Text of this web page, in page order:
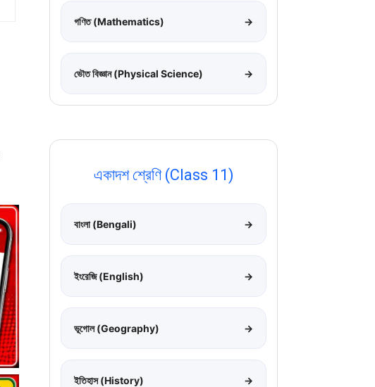
গণিত (Mathematics) →
ভৌত বিজ্ঞান (Physical Science) →
একাদশ শ্রেণি (Class 11)
বাংলা (Bengali) →
ইংরেজি (English) →
ভূগোল (Geography) →
ইতিহাস (History) →